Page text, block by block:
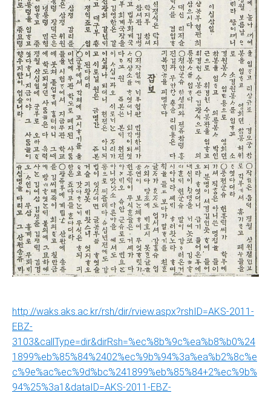
http://waks.aks.ac.kr/rsh/dir/rview.aspx?rshID=AKS-2011-
EBZ-
3103&callType=dir&dirRsh=%ec%8b%9c%ea%b8%b0%24
1899%eb%85%84%2402%ec%9b%94%3a%ea%b2%8c%e
c%9e%ac%ec%9d%bc%241899%eb%85%84+2%ec%9b%
94%25%3a1&dataID=AKS-2011-EBZ-